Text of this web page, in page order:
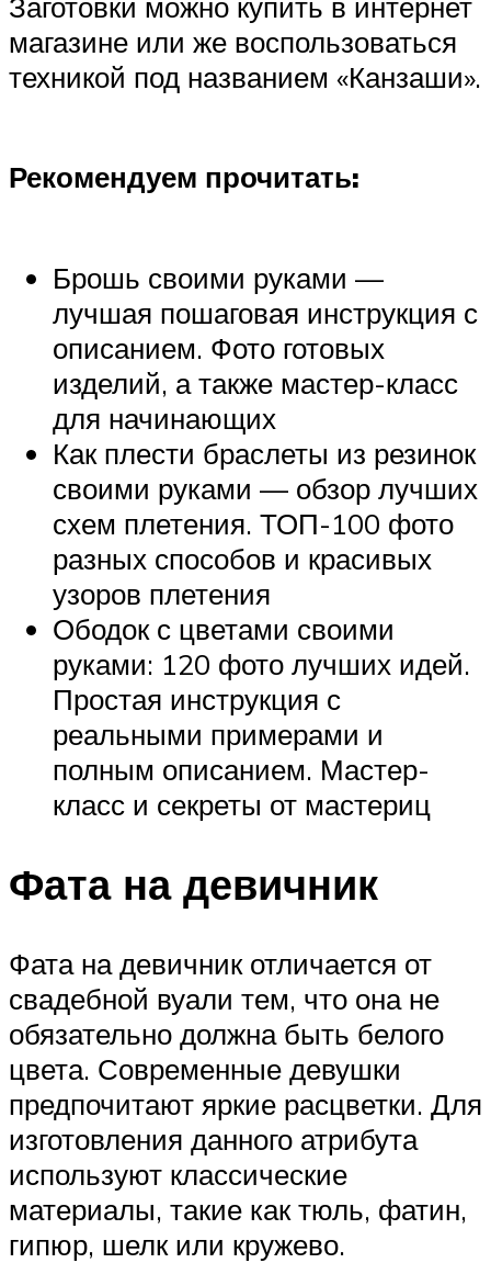
магазине или же воспользоваться
техникой под названием «Канзаши».
Рекомендуем прочитать:
Брошь своими руками —
лучшая пошаговая инструкция с
описанием. Фото готовых
изделий, а также мастер-класс
для начинающих
Как плести браслеты из резинок
своими руками — обзор лучших
схем плетения. ТОП-100 фото
разных способов и красивых
узоров плетения
Ободок с цветами своими
руками: 120 фото лучших идей.
Простая инструкция с
реальными примерами и
полным описанием. Мастер-
класс и секреты от мастериц
Фата на девичник
Фата на девичник отличается от
свадебной вуали тем, что она не
обязательно должна быть белого
цвета. Современные девушки
предпочитают яркие расцветки. Для
изготовления данного атрибута
используют классические
материалы, такие как тюль, фатин,
гипюр, шелк или кружево.